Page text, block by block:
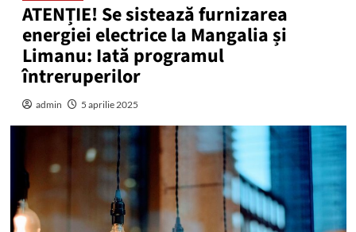
ATENȚIE! Se sistează furnizarea
energiei electrice la Mangalia și
Limanu: Iată programul
întreruperilor
admin 5 aprilie 2025